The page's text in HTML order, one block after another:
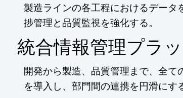
製造ラインの各工程におけるデータ
捗管理と品質監視を強化する。
統合情報管理プラ
開発から製造、品質管理まで、全て
を導入し、部門間の連携を円滑にす